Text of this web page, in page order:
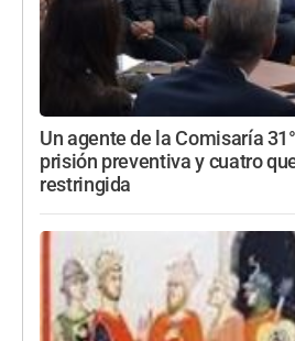
Un agente de la Comisaría
prisión preventiva y cuatro
restringida